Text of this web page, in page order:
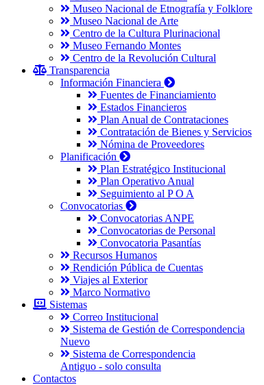
Museo Nacional de Etnografía y Folklore
Museo Nacional de Arte
Centro de la Cultura Plurinacional
Museo Fernando Montes
Centro de la Revolución Cultural
Transparencia
Información Financiera
Fuentes de Financiamiento
Estados Financieros
Plan Anual de Contrataciones
Contratación de Bienes y Servicios
Nómina de Proveedores
Planificación
Plan Estratégico Institucional
Plan Operativo Anual
Seguimiento al P O A
Convocatorias
Convocatorias ANPE
Convocatorias de Personal
Convocatoria Pasantías
Recursos Humanos
Rendición Pública de Cuentas
Viajes al Exterior
Marco Normativo
Sistemas
Correo Institucional
Sistema de Gestión de Correspondencia
Nuevo
Sistema de Correspondencia
Antiguo - solo consulta
Contactos